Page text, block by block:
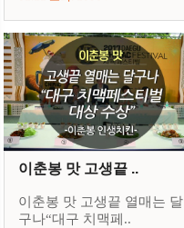
이춘봉 맛 고생끝 ..
이춘봉 맛 고생끝 열매는 달
구나“대구 치맥페..